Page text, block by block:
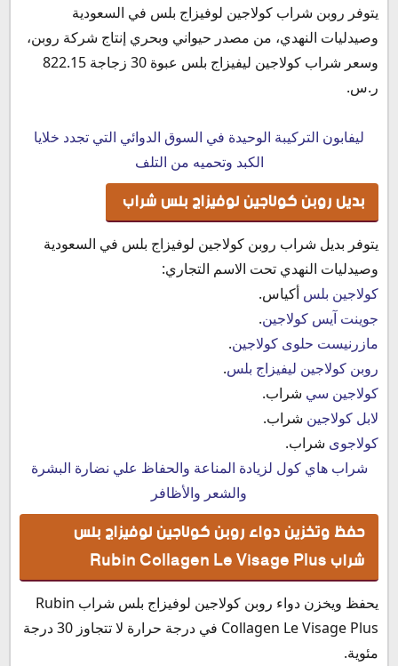
يتوفر روبن شراب كولاجين لوفيزاج بلس في السعودية
وصيدليات النهدي، من مصدر حيواني وبحري إنتاج شركة روبن،
وسعر شراب كولاجين ليفيزاج بلس عبوة 30 زجاجة 822.15
ر.س.‏
ليفابون التركيبة الوحيدة في السوق الدوائي التي تجدد خلايا
الكبد وتحميه من التلف
بديل روبن كولاجين لوفيزاج بلس شراب
يتوفر بديل شراب روبن كولاجين لوفيزاج بلس في السعودية
وصيدليات النهدي تحت الاسم التجاري:
كولاجين بلس أكياس.
جوينت آيس كولاجين.‏
مازرنيست حلوى كولاجين.
روبن كولاجين ليفيزاج بلس.
كولاجين سي شراب.
لابل كولاجين شراب.
كولاجوى شراب.
شراب هاي كول لزيادة المناعة والحفاظ علي نضارة البشرة
والشعر والأظافر
حفظ وتخزين دواء روبن كولاجين لوفيزاج بلس
شراب Rubin Collagen Le Visage Plus
يحفظ ويخزن دواء
روبن كولاجين لوفيزاج بلس شراب Rubin
Collagen Le Visage Plus في درجة حرارة لا تتجاوز 30 درجة
مئوية.